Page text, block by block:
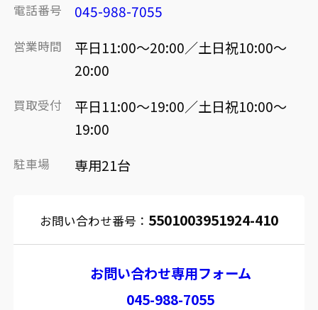
電話番号 045-988-7055
営業時間
平日11:00～20:00／土日祝10:00～
20:00
買取受付
平日11:00～19:00／土日祝10:00～
19:00
駐車場 専用21台
お問い合わせ番号： 5501003951924-410
お問い合わせ専用フォーム
045-988-7055